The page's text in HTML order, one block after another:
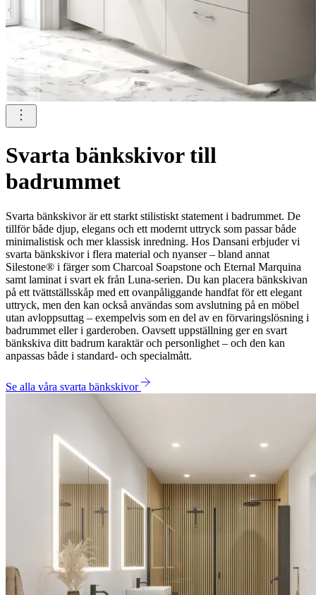
Svarta bänkskivor till
badrummet
Svarta bänkskivor är ett starkt stilistiskt statement i badrummet. De
tillför både djup, elegans och ett modernt uttryck som passar både
minimalistisk och mer klassisk inredning. Hos Dansani erbjuder vi
svarta bänkskivor i flera material och nyanser – bland annat
Silestone® i färger som Charcoal Soapstone och Eternal Marquina
samt laminat i svart ek från Luna-serien. Du kan placera bänkskivan
på ett tvättställsskåp med ett ovanpåliggande handfat för ett elegant
uttryck, men den kan också användas som avslutning på en möbel
utan avloppsuttag – exempelvis som en del av en förvaringslösning i
badrummet eller i garderoben. Oavsett uppställning ger en svart
bänkskiva ditt badrum karaktär och personlighet – och den kan
anpassas både i standard- och specialmått.
Se alla våra svarta bänkskivor